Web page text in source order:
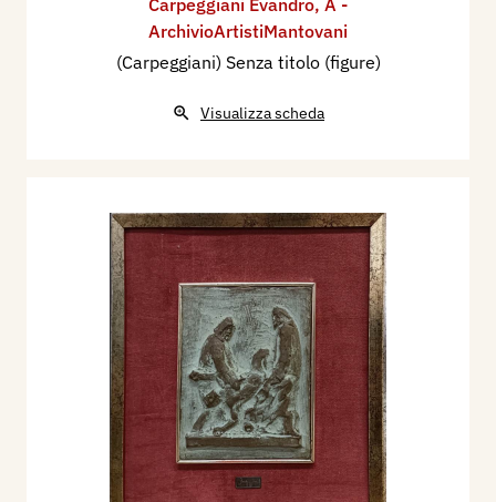
Carpeggiani Evandro, A -
ArchivioArtistiMantovani
(Carpeggiani) Senza titolo (figure)
Visualizza scheda